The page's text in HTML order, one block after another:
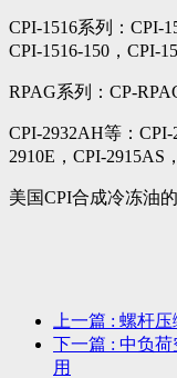
CPI-1516系列：CPI-
CPI-1516-150，CPI-
RPAG系列：CP-
CPI-2932AH等：
2910E，CPI-2915AS
美国CPI合成冷冻油
上一篇 : 螺杆
下一篇 : 中负
用